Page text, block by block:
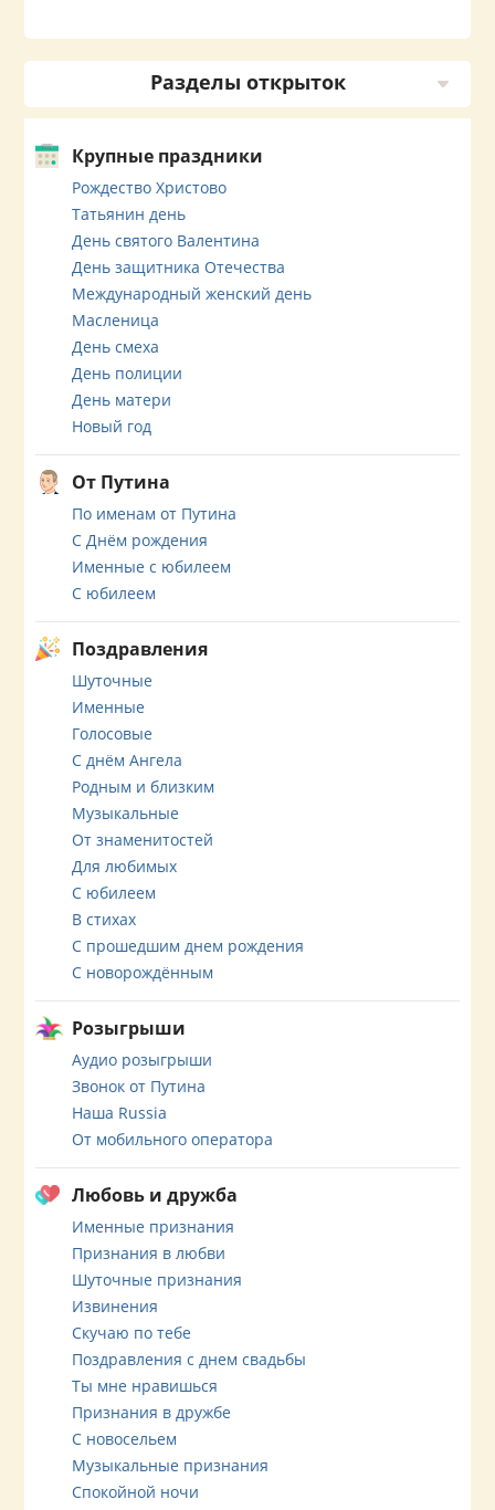
Разделы открыток
Крупные праздники
Рождество Христово
Татьянин день
День святого Валентина
День защитника Отечества
Международный женский день
Масленица
День смеха
День полиции
День матери
Новый год
От Путина
По именам от Путина
С Днём рождения
Именные с юбилеем
С юбилеем
Поздравления
Шуточные
Именные
Голосовые
С днём Ангела
Родным и близким
Музыкальные
От знаменитостей
Для любимых
С юбилеем
В стихах
С прошедшим днем рождения
С новорождённым
Розыгрыши
Аудио розыгрыши
Звонок от Путина
Наша Russia
От мобильного оператора
Любовь и дружба
Именные признания
Признания в любви
Шуточные признания
Извинения
Скучаю по тебе
Поздравления с днем свадьбы
Ты мне нравишься
Признания в дружбе
С новосельем
Музыкальные признания
Спокойной ночи